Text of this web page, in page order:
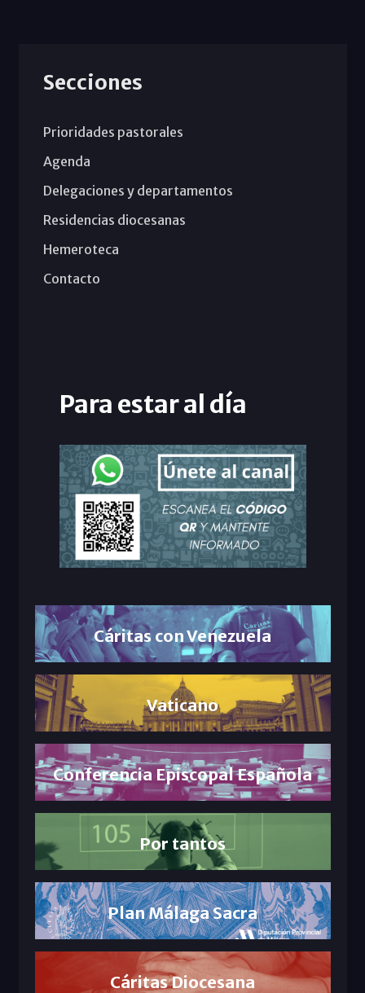
Secciones
Prioridades pastorales
Agenda
Delegaciones y departamentos
Residencias diocesanas
Hemeroteca
Contacto
Para estar al día
Cáritas con Venezuela
Vaticano
Conferencia Episcopal Española
Por tantos
Plan Málaga Sacra
Cáritas Diocesana